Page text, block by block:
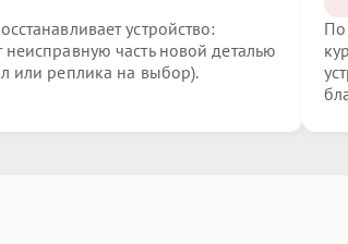
устройство:
неисправную часть новой деталью
или реплика на выбор).
По